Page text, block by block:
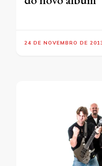
24 DE NOVEMBRO DE